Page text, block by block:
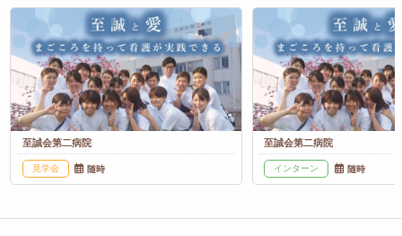
至誠会第二病院
見学会 随時
至誠会第二病院
インターン 随時